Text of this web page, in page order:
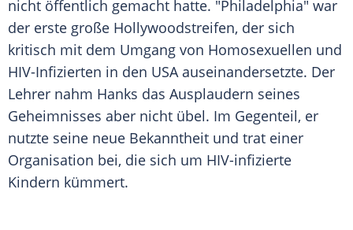
nicht öffentlich gemacht hatte. "Philadelphia" war
der erste große Hollywoodstreifen, der sich
kritisch mit dem Umgang von Homosexuellen und
HIV-Infizierten in den USA auseinandersetzte. Der
Lehrer nahm Hanks das Ausplaudern seines
Geheimnisses aber nicht übel. Im Gegenteil, er
nutzte seine neue Bekanntheit und trat einer
Organisation bei, die sich um HIV-infizierte
Kindern kümmert.